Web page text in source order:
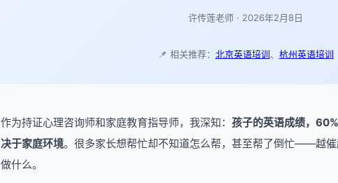
许传莲老师 · 2026年2月8日
📌 相关推荐： 北京英语培训、 杭州英语培训
作为持证心理咨询师和家庭教育指导师，我深知： 孩子的英语成绩，
决于家庭环境。很多家长想帮忙却不知道怎么帮，甚至帮了倒忙——越
做什么。